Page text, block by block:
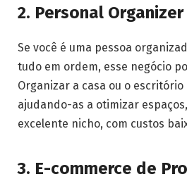
2. Personal Organizer
Se você é uma pessoa
tudo em ordem, esse negócio
Organizar a casa ou o
ajudando-as a otimizar
excelente nicho, com custos
3. E-commerce de